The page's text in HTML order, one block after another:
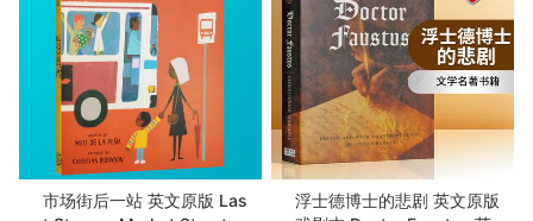
市场街后一站 英文原版 Las
浮士德博士的悲剧 英文原版